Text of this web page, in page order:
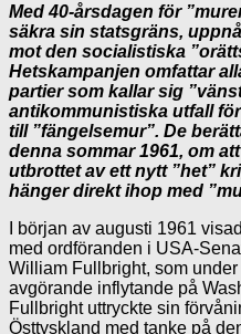
Med 40-årsdagen för
säkra sin statsgräns,
mot den socialistiska
Hetskampanjen omfattar
partier som kallar sig
antikommunistiska utfall
till ”fängelsemur”. De
denna sommar 1961, om
utbrottet av ett nytt ”het”
hänger direkt ihop med
I början av augusti 1961
med ordföranden i USA-
William Fullbright, som
avgörande inflytande på
Fullbright uttryckte sin
Östtyskland med tanke på